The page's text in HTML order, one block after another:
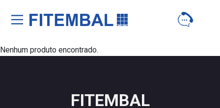
Saltar para o conteï¿½do principal da pï¿½gina
Nenhum produto encontrado.
FITEMBAL